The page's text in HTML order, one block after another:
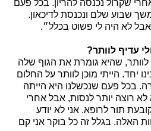
שקרול נכנסה להריון. בכל פעם
שבוע שלם ונכנסת לדיכאון.
אבל לא היה לי פשוט בכלל״.
עדיף לוותר?
לוותר, שהיא גומרת את הגוף שלה
יחד. הייתי מוכן לוותר על החלום
בכל פעם שנכשלנו היא הייתה
רוצה יותר לנסות, אבל אחרי
תור לרופא. אני לא יודע
האלה. בגלל זה כל בוקר אני קם